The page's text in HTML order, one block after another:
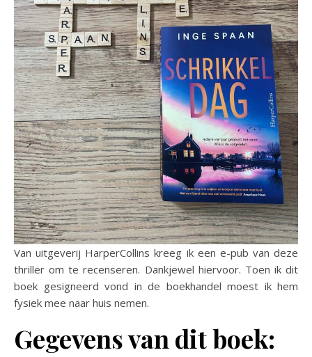
Van uitgeverij HarperCollins kreeg ik een e-pub van deze
thriller om te recenseren. Dankjewel hiervoor. Toen ik dit
boek gesigneerd vond in de boekhandel moest ik hem
fysiek mee naar huis nemen.
Gegevens van dit boek: